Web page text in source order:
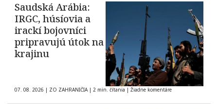
Saudská Arábia:
IRGC, húsíovia a
irackí bojovníci
pripravujú útok na
krajinu
07. 08. 2026 | ZO ZAHRANIČIA | 2 min. čítania | Žiadne komentáre